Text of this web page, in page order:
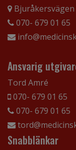
Bjuråkersvägen
070- 679 01 65
Ansvarig
Tord Amré
070- 679 01 65
070- 679 01 65
Snabblänkar